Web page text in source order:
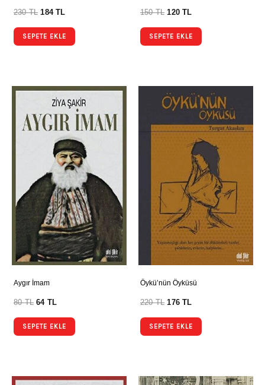
230TL 184TL
SEPETE EKLE
150TL 120TL
SEPETE EKLE
Aygır İmam
80TL 64 TL
SEPETE EKLE
Öykü’nün Öyküsü
220TL 176TL
SEPETE EKLE